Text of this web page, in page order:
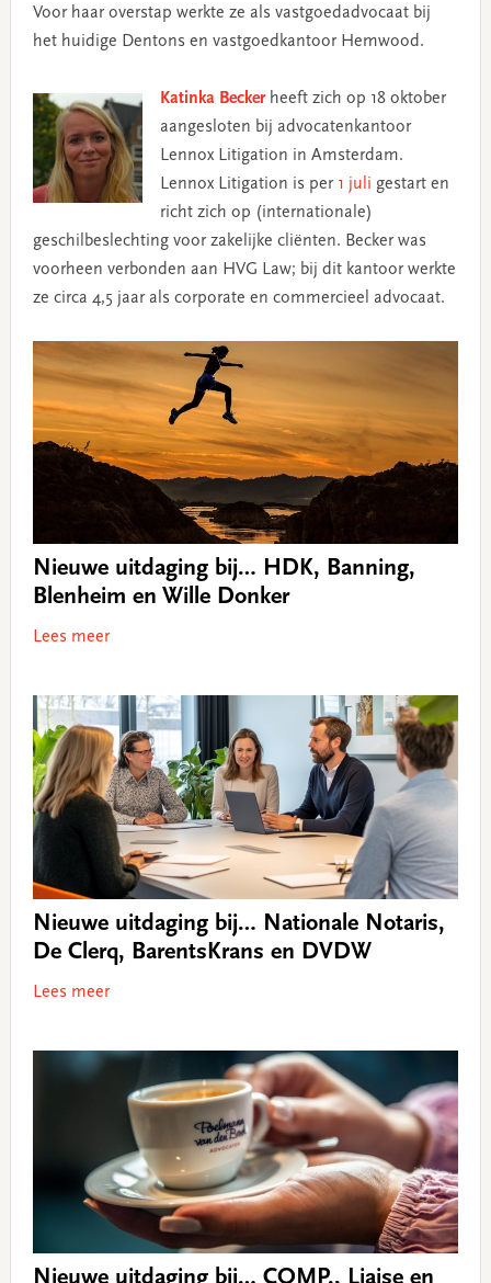
Voor haar overstap werkte ze als vastgoedadvocaat bij
het huidige Dentons en vastgoedkantoor Hemwood.
Katinka Beckerheeft zich op 18 oktober
aangesloten bij advocatenkantoor
Lennox Litigation in Amsterdam.
Lennox Litigation is per 1 juli gestart en
richt zich op (internationale)
geschilbeslechting voor zakelijke cliënten. Becker was
voorheen verbonden aan HVG Law; bij dit kantoor werkte
ze circa 4,5 jaar als corporate en commercieel advocaat.
Nieuwe uitdaging bij… HDK, Banning,
Blenheim en Wille Donker
Lees meer
Nieuwe uitdaging bij… Nationale Notaris,
De Clerq, BarentsKrans en DVDW
Lees meer